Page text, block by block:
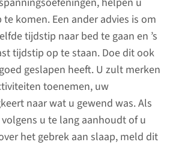
komen. Een ander advies is om
tijdstip naar bed te gaan en ’s
tijdstip op te staan. Doe dit ook
geslapen heeft. U zult merken
toenemen, uw
naar wat u gewend was. Als
u te lang aanhoudt of u
het gebrek aan slaap, meld dit
Care (IC) of Medium
kan het een tijd
u goed hersteld
lichamelijke en
klachten hebben en
ervaren die uw
kunnen